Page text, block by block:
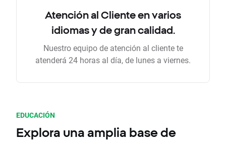
Atención al Cliente en varios
idiomas y de gran calidad.
Nuestro equipo de atención al cliente te
atenderá 24 horas al día, de lunes a viernes.
EDUCACIÓN
Explora una amplia base de